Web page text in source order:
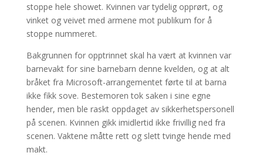
stoppe hele showet. Kvinnen var tydelig opprørt, og
vinket og veivet med armene mot publikum for å
stoppe nummeret.
Bakgrunnen for opptrinnet skal ha vært at kvinnen var
barnevakt for sine barnebarn denne kvelden, og at alt
bråket fra Microsoft-arrangementet førte til at barna
ikke fikk sove. Bestemoren tok saken i sine egne
hender, men ble raskt oppdaget av sikkerhetspersonell
på scenen. Kvinnen gikk imidlertid ikke frivillig ned fra
scenen. Vaktene måtte rett og slett tvinge hende med
makt.